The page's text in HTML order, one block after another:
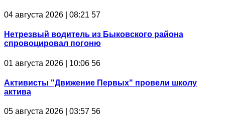
04 августа 2026 | 08:21 57
Нетрезвый водитель из Быковского района
спровоцировал погоню
01 августа 2026 | 10:06 56
Активисты "Движение Первых" провели школу
актива
05 августа 2026 | 03:57 56